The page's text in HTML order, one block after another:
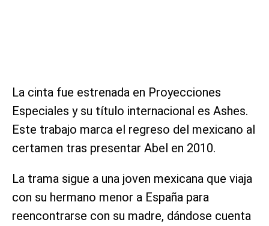
La cinta fue estrenada en Proyecciones
Especiales y su título internacional es Ashes.
Este trabajo marca el regreso del mexicano al
certamen tras presentar Abel en 2010.
La trama sigue a una joven mexicana que viaja
con su hermano menor a España para
reencontrarse con su madre, dándose cuenta